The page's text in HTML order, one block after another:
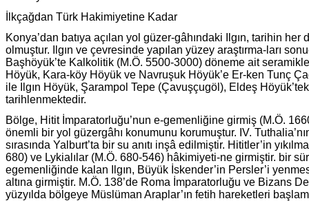
İlkçağdan Türk Hakimiyetine Kadar
Konya’dan batıya açılan yol güzer-gâhındaki Ilgın, tarihin
olmuştur. Ilgın ve çevresinde yapılan yüzey araştırma-ları
Başhöyük’te Kalkolitik (M.Ö. 5500-3000) döneme ait
Höyük, Kara-köy Höyük ve Navruşuk Höyük’e Er-ken Tunç
ile Ilgın Höyük, Şarampol Tepe (Çavuşçugöl), Eldeş
tarihlenmektedir.
Bölge, Hitit İmparatorluğu’nun e-gemenliğine girmiş (M.Ö.
önemli bir yol güzergâhı konumunu korumuştur. IV.
sırasında Yalburt’ta bir su anıtı inşâ edilmiştir. Hititler’in
680) ve Lykialılar (M.Ö. 680-546) hâkimiyeti-ne girmiştir. bir
egemenliğinde kalan Ilgın, Büyük İskender’in Persler’i
altına girmiştir. M.Ö. 138’de Roma İmparatorluğu ve Bizans
yüzyılda bölgeye Müslüman Araplar’ın fetih hareketleri